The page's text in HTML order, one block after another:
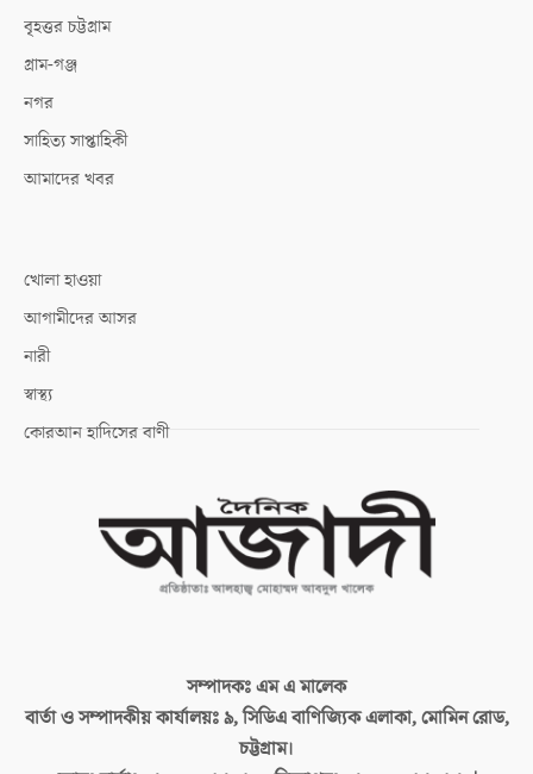
বৃহত্তর চট্টগ্রাম
গ্রাম-গঞ্জ
নগর
সাহিত্য সাপ্তাহিকী
আমাদের খবর
খোলা হাওয়া
আগামীদের আসর
নারী
স্বাস্থ্য
কোরআন হাদিসের বাণী
সম্পাদকঃএম এ মালেক
বার্তা ও সম্পাদকীয় কার্যালয়ঃ৯, সিডিএ বাণিজ্যিক এলাকা, মোমিন রোড,
চট্টগ্রাম।